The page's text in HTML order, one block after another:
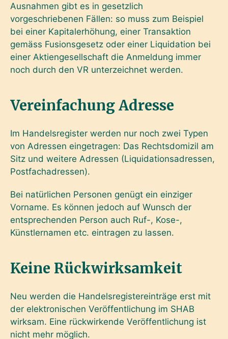
Ausnahmen gibt es in gesetzlich
vorgeschriebenen Fällen: so muss zum Beispiel
bei einer Kapitalerhöhung, einer Transaktion
gemäss Fusionsgesetz oder einer Liquidation bei
einer Aktiengesellschaft die Anmeldung immer
noch durch den VR unterzeichnet werden.
Vereinfachung Adresse
Im Handelsregister werden nur noch zwei Typen
von Adressen eingetragen: Das Rechtsdomizil am
Sitz und weitere Adressen (Liquidationsadressen,
Postfachadressen).
Bei natürlichen Personen genügt ein einziger
Vorname. Es können jedoch auf Wunsch der
entsprechenden Person auch Ruf-, Kose-,
Künstlernamen etc. eintragen zu lassen.
Keine Rückwirksamkeit
Neu werden die Handelsregistereinträge erst mit
der elektronischen Veröffentlichung im SHAB
wirksam. Eine rückwirkende Veröffentlichung ist
nicht mehr möglich.